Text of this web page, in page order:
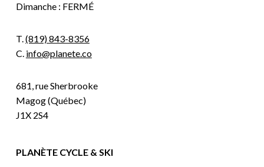
Dimanche : FERMÉ
T.(819) 843-8356
C. info@planete.co
681, rue Sherbrooke
Magog (Québec)
J1X 2S4
PLANÈTE CYCLE & SKI